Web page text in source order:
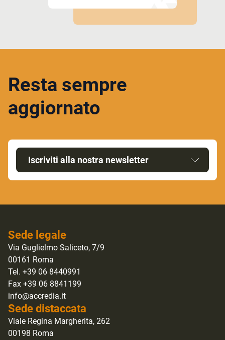
Resta sempre
aggiornato
Iscriviti alla nostra newsletter
Sede legale
Via Guglielmo Saliceto, 7/9
00161 Roma
Tel. +39 06 8440991
Fax +39 06 8841199
info@accredia.it
Sede distaccata
Viale Regina Margherita, 262
00198 Roma